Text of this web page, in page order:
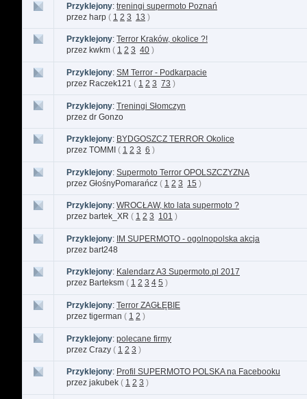
Przyklejony: treningi supermoto Poznań
przez harp ( 1 2 3 13 )
Przyklejony: Terror Kraków, okolice ?!
przez kwkm ( 1 2 3 40 )
Przyklejony: SM Terror - Podkarpacie
przez Raczek121 ( 1 2 3 73 )
Przyklejony: Treningi Słomczyn
przez dr Gonzo
Przyklejony: BYDGOSZCZ TERROR Okolice
przez TOMMI ( 1 2 3 6 )
Przyklejony: Supermoto Terror OPOLSZCZYZNA
przez GłośnyPomarańcz ( 1 2 3 15 )
Przyklejony: WROCŁAW, kto lata supermoto ?
przez bartek_XR ( 1 2 3 101 )
Przyklejony: IM SUPERMOTO - ogolnopolska akcja
przez bart248
Przyklejony: Kalendarz A3 Supermoto.pl 2017
przez Barteksm ( 1 2 3 4 5 )
Przyklejony: Terror ZAGŁĘBIE
przez tigerman ( 1 2 )
Przyklejony: polecane firmy
przez Crazy ( 1 2 3 )
Przyklejony: Profil SUPERMOTO POLSKA na Facebooku
przez jakubek ( 1 2 3 )